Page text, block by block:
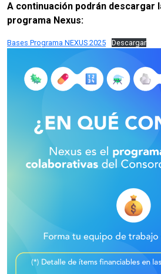
A continuación podrán descargar
programa Nexus:
Bases Programa NEXUS 2025 Descargar